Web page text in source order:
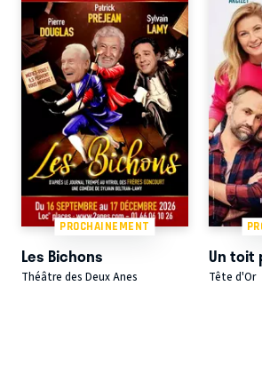
PROCHAINEMENT
Les Bichons
Théâtre des Deux Anes
Un toit
Tête d'Or